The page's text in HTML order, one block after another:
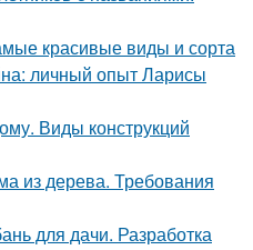
красивые виды и сорта
личный опыт Ларисы
Виды конструкций
из дерева. Требования
для дачи. Разработка